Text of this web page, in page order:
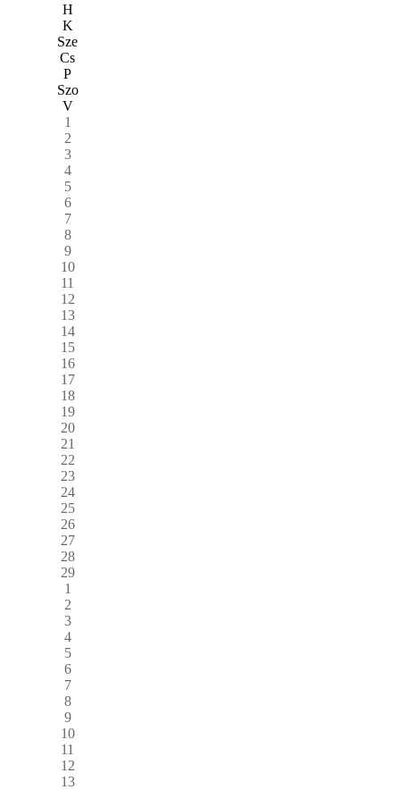
H
K
Sze
Cs
P
Szo
V
1
2
3
4
5
6
7
8
9
10
11
12
13
14
15
16
17
18
19
20
21
22
23
24
25
26
27
28
29
1
2
3
4
5
6
7
8
9
10
11
12
13